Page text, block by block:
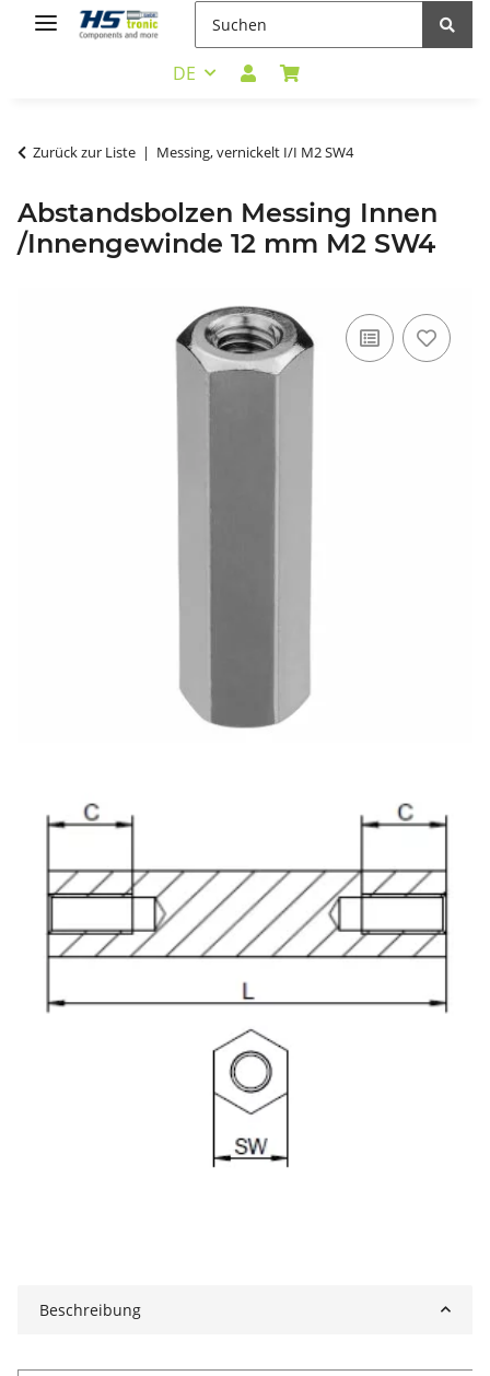
DE
Zurück zur Liste Messing, vernickelt I/I M2 SW4
Abstandsbolzen Messing Innen
/Innengewinde 12 mm M2 SW4
Beschreibung